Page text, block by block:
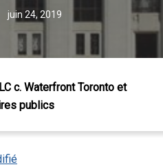
juin 24, 2019
c. Waterfront Toronto et
publics